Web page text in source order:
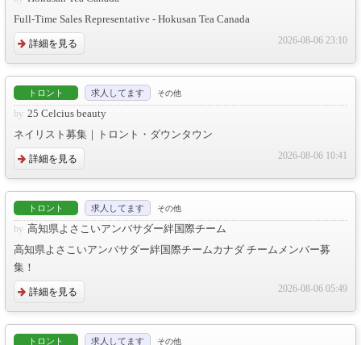
Full-Time Sales Representative - Hokusan Tea Canada
詳細を見る 2026-08-06 23:10
トロント 求人してます その他
25 Celcius beauty
ネイリスト募集｜トロント・ダウンタウン
詳細を見る 2026-08-06 10:41
トロント 求人してます その他
高知県よさこいアンバサダー絆国際チーム
高知県よさこいアンバサダー絆国際チームカナダ チームメンバー募
集！
詳細を見る 2026-08-06 05:49
トロント 求人してます その他